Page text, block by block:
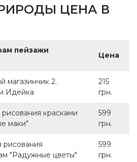
ЦЕНА В
пейзажи
Цена
магазинчик 2.
Идейка
215
грн.
красками
маки"
599
грн.
рисования
"Радужные цветы"
599
грн.